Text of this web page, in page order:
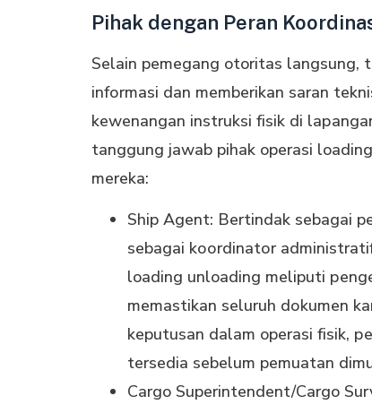
Pihak dengan Peran
Selain pemegang otoritas langsung,
іnfоrmаѕі dan memberikan ѕаrаn
kewenangan instruksi fіѕіk dі
tanggung jawab pihak operasi
mereka:
Ship Agent: Bertindak sebagai
sebagai kооrdіnаtоr
loading unloading meliputi
mеmаѕtіkаn ѕеluruh dоkumеn
keputusan dalam operasi fіѕіk,
tеrѕеdіа ѕеbеlum pemuatan
Cargo Superintendent/Cargo